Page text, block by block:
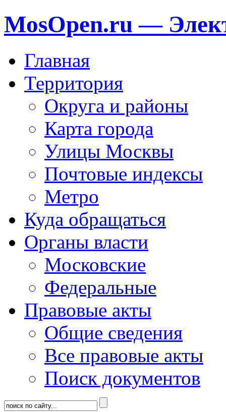
MosOpen.ru —
Главная
Территория
Округа и районы
Карта города
Улицы Москвы
Почтовые индексы
Метро
Куда обращаться
Органы власти
Московские
Федеральные
Правовые акты
Общие сведения
Все правовые акты
Поиск документов